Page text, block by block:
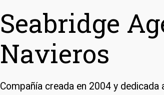
Seabridge
Navieros
Compañía creada en 2004 y